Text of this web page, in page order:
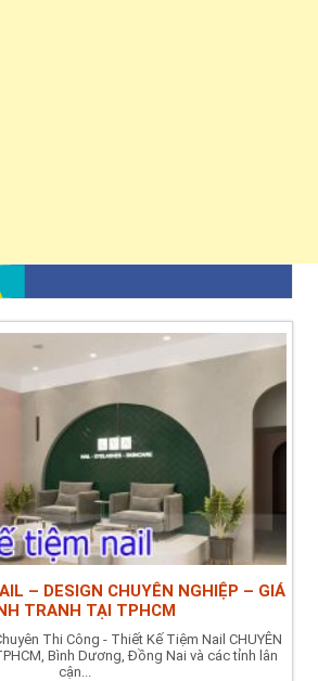
– DESIGN CHUYÊN NGHIỆP – GIÁ
TRANH TẠI TPHCM
Thi Công - Thiết Kế Tiệm Nail CHUYÊN
Bình Dương, Đồng Nai và các tỉnh lân
cận...